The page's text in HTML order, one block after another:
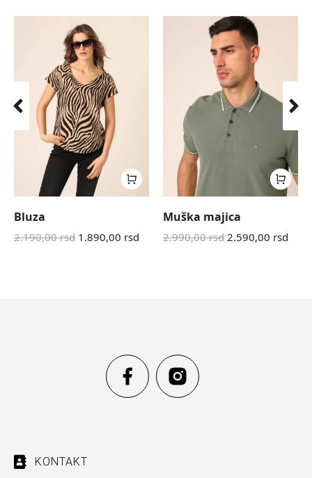
Bluza
2.190,00rsd 1.890,00 rsd
Muška majica
2.990,00rsd 2.590,00 rsd
KONTAKT